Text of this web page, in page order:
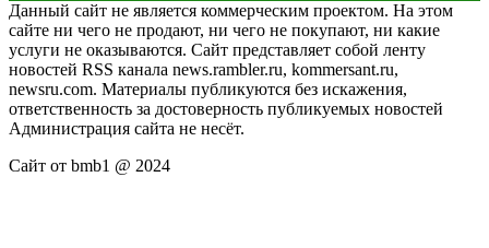
Данный сайт не является коммерческим проектом. На этом
сайте ни чего не продают, ни чего не покупают, ни какие
услуги не оказываются. Сайт представляет собой ленту
новостей RSS канала news.rambler.ru, kommersant.ru,
newsru.com. Материалы публикуются без искажения,
ответственность за достоверность публикуемых новостей
Администрация сайта не несёт.
Сайт от bmb1 @ 2024